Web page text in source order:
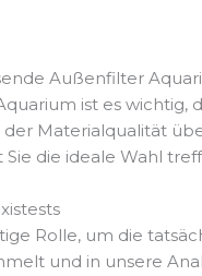
Außenfilter
ist es
der Materialqualität
die ideale Wahl
Rolle, um die
und in unsere